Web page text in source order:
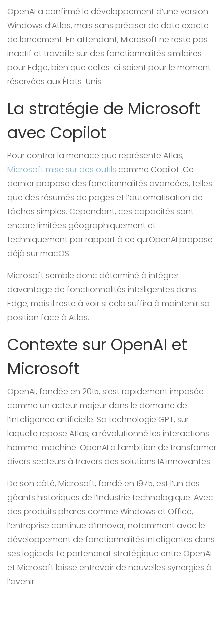
OpenAI a confirmé le développement d’une version
Windows d’Atlas, mais sans préciser de date exacte
de lancement. En attendant, Microsoft ne reste pas
inactif et travaille sur des fonctionnalités similaires
pour Edge, bien que celles-ci soient pour le moment
réservées aux États-Unis.
La stratégie de Microsoft
avec Copilot
Pour contrer la menace que représente Atlas,
Microsoft mise sur des outils comme Copilot. Ce
dernier propose des fonctionnalités avancées, telles
que des résumés de pages et l’automatisation de
tâches simples. Cependant, ces capacités sont
encore limitées géographiquement et
techniquement par rapport à ce qu’OpenAI propose
déjà sur macOS.
Microsoft semble donc déterminé à intégrer
davantage de fonctionnalités intelligentes dans
Edge, mais il reste à voir si cela suffira à maintenir sa
position face à Atlas.
Contexte sur OpenAI et
Microsoft
OpenAI, fondée en 2015, s’est rapidement imposée
comme un acteur majeur dans le domaine de
l’intelligence artificielle. Sa technologie GPT, sur
laquelle repose Atlas, a révolutionné les interactions
homme-machine. OpenAI a l’ambition de transformer
divers secteurs à travers des solutions IA innovantes.
De son côté, Microsoft, fondé en 1975, est l’un des
géants historiques de l’industrie technologique. Avec
des produits phares comme Windows et Office,
l’entreprise continue d’innover, notamment avec le
développement de fonctionnalités intelligentes dans
ses logiciels. Le partenariat stratégique entre OpenAI
et Microsoft laisse entrevoir de nouvelles synergies à
l’avenir.